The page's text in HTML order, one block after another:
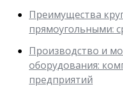
Преимущества
прямоугольными:
Производство и
оборудования:
предприятий